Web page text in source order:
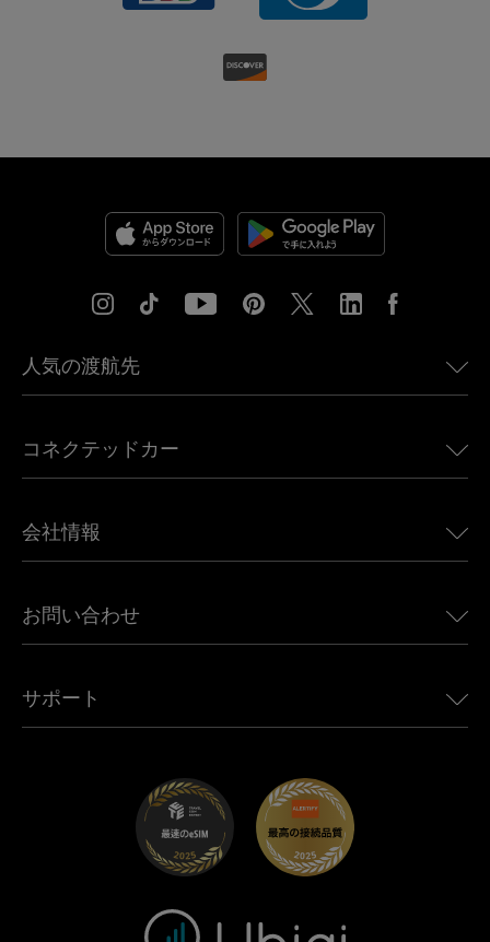
人気の渡航先
ヨーロッパ向けeSIM
カナダ向けeSIM
アフリカ向けeSIM
すべての目的地を見る
コネクテッドカー
Land Rover向けUbigi
Jeep向けUbigi
Mini向けUbigi
Maserati向けUbigi
会社情報
Ubigi関連プレス
Ubigiアプリ
お問い合わせ
アフェリエイトプログラム
サポート
トラブルシューティング
ヘルプセンター
お問い合わせ先